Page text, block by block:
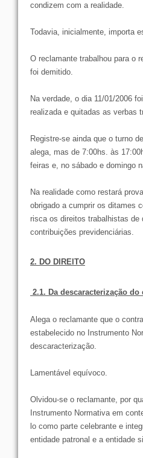
condizem com a realidade.
Todavia, inicialmente, importa
O reclamante trabalhou para o
foi demitido.
Na verdade, o dia 11/01/2006
realizada e quitadas as verbas
Registre-se ainda que o turno
alega, mas de 7:00hs. às
feiras e, no sábado e domingo
Na realidade como restará
obrigado a cumprir os ditames
risca os direitos trabalhistas
contribuições previdenciárias.
2. DO DIREITO
2.1. Da descaracterização
Alega o reclamante que o
estabelecido no Instrumento
descaracterização.
Lamentável equívoco.
Olvidou-se o reclamante, por
Instrumento Normativa em
lo como parte celebrante e
entidade patronal e a entidade